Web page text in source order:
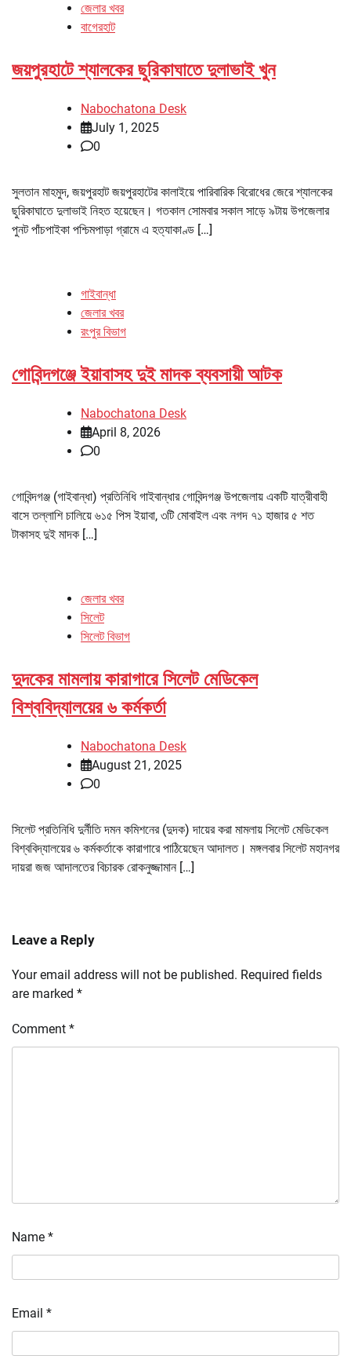
জেলার খবর
বাগেরহাট
জয়পুরহাটে শ্যালকের ছুরিকাঘাতে দুলাভাই খুন
Nabochatona Desk
July 1, 2025
0
সুলতান মাহমুদ, জয়পুরহাট জয়পুরহাটের কালাইয়ে পারিবারিক বিরোধের জেরে শ্যালকের
ছুরিকাঘাতে দুলাভাই নিহত হয়েছেন। গতকাল সোমবার সকাল সাড়ে ৯টায় উপজেলার
পুনট পাঁচপাইকা পশ্চিমপাড়া গ্রামে এ হত্যাকাণ্ড […]
গাইবান্ধা
জেলার খবর
রংপুর বিভাগ
গোবিন্দগঞ্জে ইয়াবাসহ দুই মাদক ব্যবসায়ী আটক
Nabochatona Desk
April 8, 2026
0
গোবিন্দগঞ্জ (গাইবান্ধা) প্রতিনিধি গাইবান্ধার গোবিন্দগঞ্জ উপজেলায় একটি যাত্রীবাহী
বাসে তল্লাশি চালিয়ে ৬১৫ পিস ইয়াবা, ৩টি মোবাইল এবং নগদ ৭১ হাজার ৫ শত
টাকাসহ দুই মাদক […]
জেলার খবর
সিলেট
সিলেট বিভাগ
দুদকের মামলায় কারাগারে সিলেট মেডিকেল
বিশ্ববিদ্যালয়ের ৬ কর্মকর্তা
Nabochatona Desk
August 21, 2025
0
সিলেট প্রতিনিধি দুর্নীতি দমন কমিশনের (দুদক) দায়ের করা মামলায় সিলেট মেডিকেল
বিশ্ববিদ্যালয়ের ৬ কর্মকর্তাকে কারাগারে পাঠিয়েছেন আদালত। মঙ্গলবার সিলেট মহানগর
দায়রা জজ আদালতের বিচারক রোকনুজ্জামান […]
Leave a Reply
Your email address will not be published. Required fields
are marked *
Comment *
Name *
Email *